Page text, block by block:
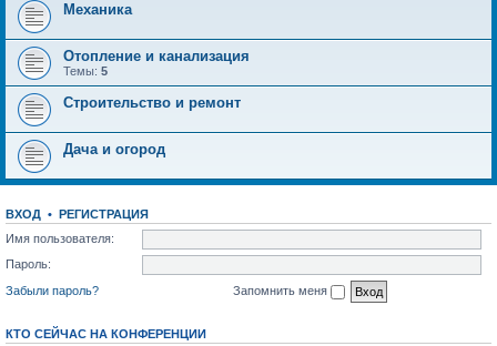
Механика
Отопление и канализация
Темы: 5
Строительство и ремонт
Дача и огород
ВХОД • РЕГИСТРАЦИЯ
Имя пользователя:
Пароль:
Забыли пароль?
Запомнить меня
КТО СЕЙЧАС НА КОНФЕРЕНЦИИ